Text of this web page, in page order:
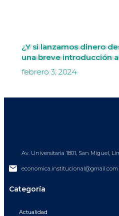
¿Y si lanzamos dinero
una breve introducción
febrero 3, 2024
Av. Universitaria 1801, San Miguel,
economica.institucional@gmail.com
Categoría
Actualidad